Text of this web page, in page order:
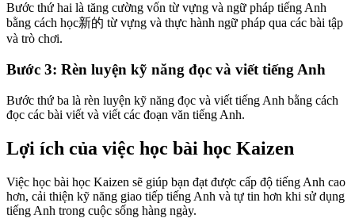
Bước thứ hai là tăng cường vốn từ vựng và ngữ pháp tiếng Anh
bằng cách học新的 từ vựng và thực hành ngữ pháp qua các bài tập
và trò chơi.
Bước 3: Rèn luyện kỹ năng đọc và viết tiếng Anh
Bước thứ ba là rèn luyện kỹ năng đọc và viết tiếng Anh bằng cách
đọc các bài viết và viết các đoạn văn tiếng Anh.
Lợi ích của việc học bài học Kaizen
Việc học bài học Kaizen sẽ giúp bạn đạt được cấp độ tiếng Anh cao
hơn, cải thiện kỹ năng giao tiếp tiếng Anh và tự tin hơn khi sử dụng
tiếng Anh trong cuộc sống hàng ngày.